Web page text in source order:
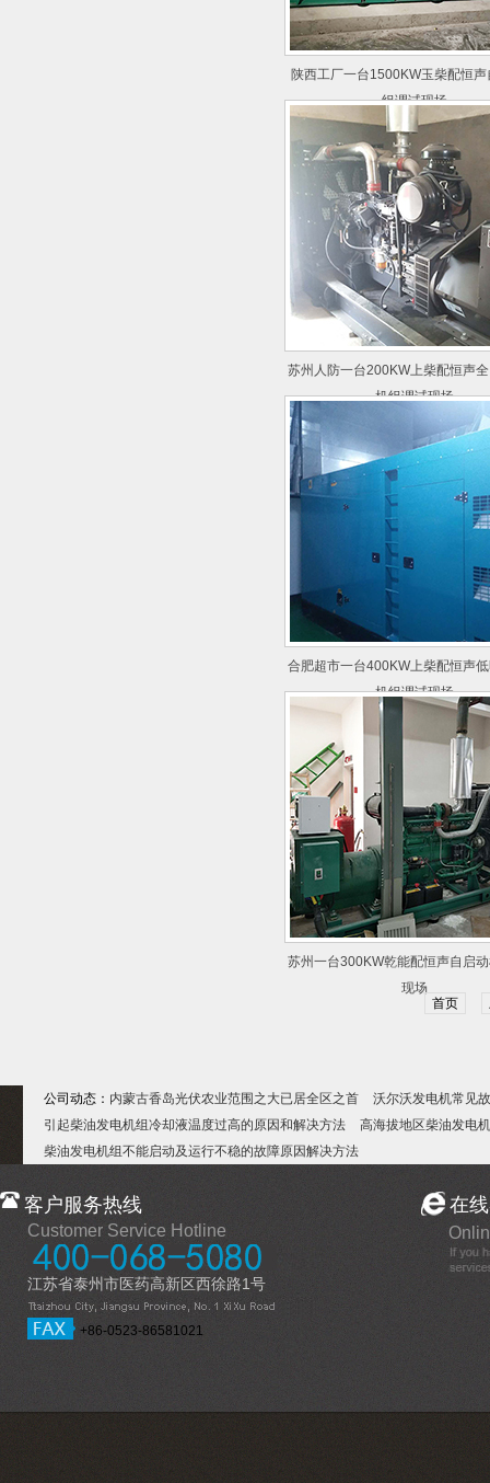
陕西工厂一台1500KW玉柴配恒声
组调试现场
苏州人防一台200KW上柴配恒声
机组调试现场
合肥超市一台400KW上柴配恒声
机组调试现场
苏州一台300KW乾能配恒声自启
现场
首页
公司动态： 内蒙古香岛光伏农业范围之大已居全区之首
沃尔沃发电机常见
引起柴油发电机组冷却液温度过高的原因和解决方法
高海拔地区柴油发电
柴油发电机组不能启动及运行不稳的故障原因解决方法
客户服务热线
Customer Service Hotline
江苏省泰州市医药高新区西徐路1号
+86-0523-86581021
在